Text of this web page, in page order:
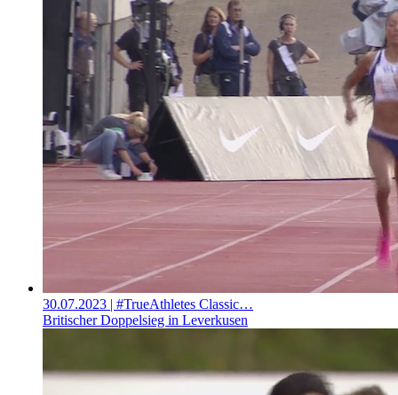
30.07.2023 | #TrueAthletes Classic…
Britischer Doppelsieg in Leverkusen